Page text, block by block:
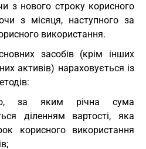
з нового строку корисного
з місяця, наступного за
використання.
засобів (крім інших
активів) нараховується із
за яким річна сума
діленням вартості, яка
корисного використання